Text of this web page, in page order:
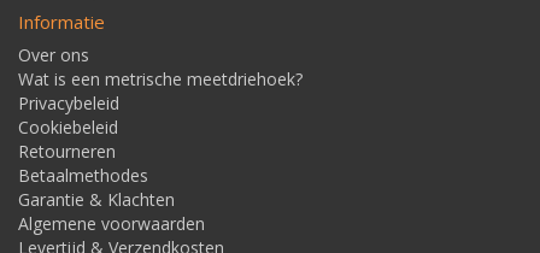
Informatie
Over ons
Wat is een metrische meetdriehoek?
Privacybeleid
Cookiebeleid
Retourneren
Betaalmethodes
Garantie & Klachten
Algemene voorwaarden
Levertijd & Verzendkosten